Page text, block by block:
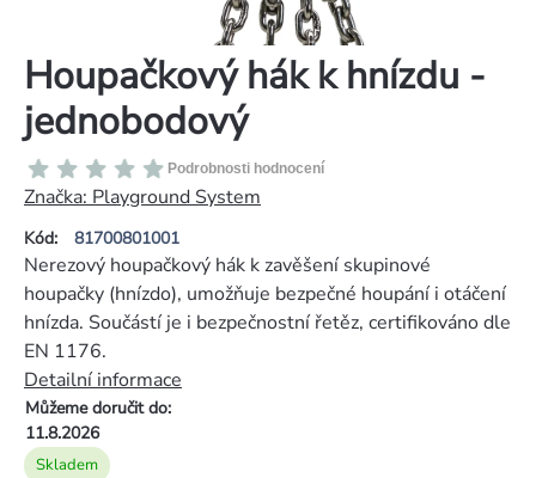
Houpačkový hák k hnízdu -
jednobodový
Kód: 81700801001
Průměrné
hodnocení
produktu
je
0,0
z
5
hvězdiček.
Podrobnosti hodnocení
Značka: Playground System
Skladem
Můžeme doručit do:
11.8.2026
Nerezový houpačkový hák k zavěšení skupinové
houpačky (hnízdo), umožňuje bezpečné houpání i otáčení
hnízda. Součástí je i bezpečnostní řetěz, certifikováno dle
EN 1176.
Detailní informace